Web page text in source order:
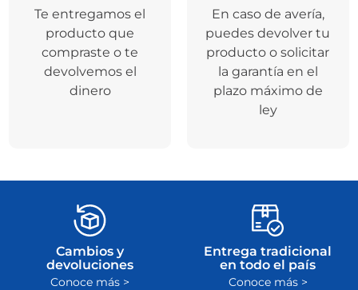
Te entregamos el
producto que
compraste o te
devolvemos el
dinero
En caso de avería,
puedes devolver tu
producto o solicitar
la garantía en el
plazo máximo de
ley
Cambios y
devoluciones
Conoce más >
Entrega tradicional
en todo el país
Conoce más >